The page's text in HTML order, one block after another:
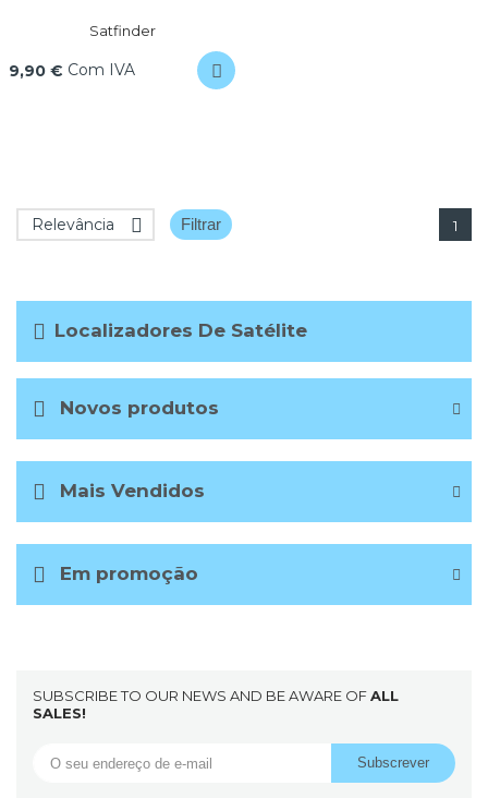
Localizadores De Satélite
Novos produtos
Mais Vendidos
Em promoção
Satfinder
9,90 € Com IVA
Relevância  Filtrar 1
SUBSCRIBE TO OUR NEWS AND BE AWARE OFALL
SALES!